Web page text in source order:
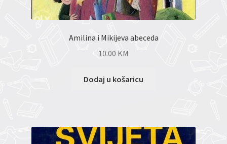
Amilina i Mikijeva abeceda
10.00 KM
Dodaj u košaricu